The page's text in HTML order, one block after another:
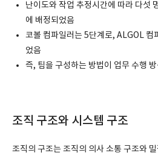
난이도와 작업 추정시간에 따라 다섯
에 배정되었음
코볼 컴파일러는 5단계로, ALGOL 컴
었음
즉, 팀을 구성하는 방법이 업무 수행
조직 구조와 시스템 구조
조직의 구조는 조직의 의사 소통 구조와